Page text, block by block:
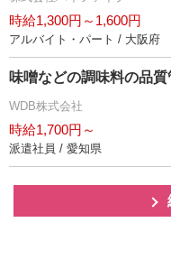
時給1,300円～1,600円
アルバイト・パート / 大阪府
味噌などの調味料の品
WDB株式会社
時給1,700円～
派遣社員 / 愛知県